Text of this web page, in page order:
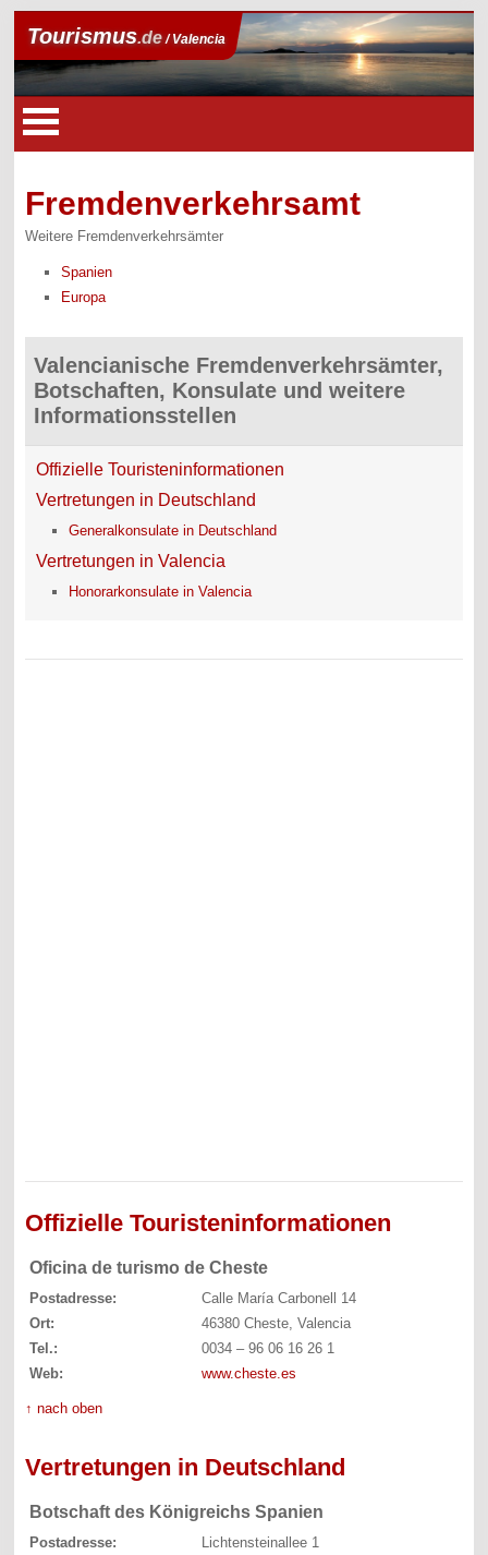
Tourismus.de/ Valencia
Fremdenverkehrsamt
Weitere Fremdenverkehrsämter
Spanien
Europa
Valencianische Fremdenverkehrsämter,
Botschaften, Konsulate und weitere
Informationsstellen
Offizielle Touristeninformationen
Vertretungen in Deutschland
Generalkonsulate in Deutschland
Vertretungen in Valencia
Honorarkonsulate in Valencia
Offizielle Touristeninformationen
Oficina de turismo de Cheste
Postadresse:
Calle María Carbonell 14
Ort:
46380 Cheste, Valencia
Tel.:
0034 – 96 06 16 26 1
Web:
www.cheste.es
↑ nach oben
Vertretungen in Deutschland
Botschaft des Königreichs Spanien
Postadresse:
Lichtensteinallee 1